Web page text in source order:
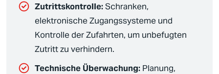
Zutrittskontrolle:Schranken,
elektronische Zugangssysteme und
Kontrolle der Zufahrten, um unbefugten
Zutritt zu verhindern.
Technische Überwachung: Planung,